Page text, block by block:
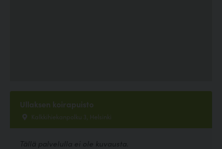
Ullaksen koirapuisto
Kalkkihiekanpolku 3, Helsinki
Tällä palvelulla ei ole kuvausta.